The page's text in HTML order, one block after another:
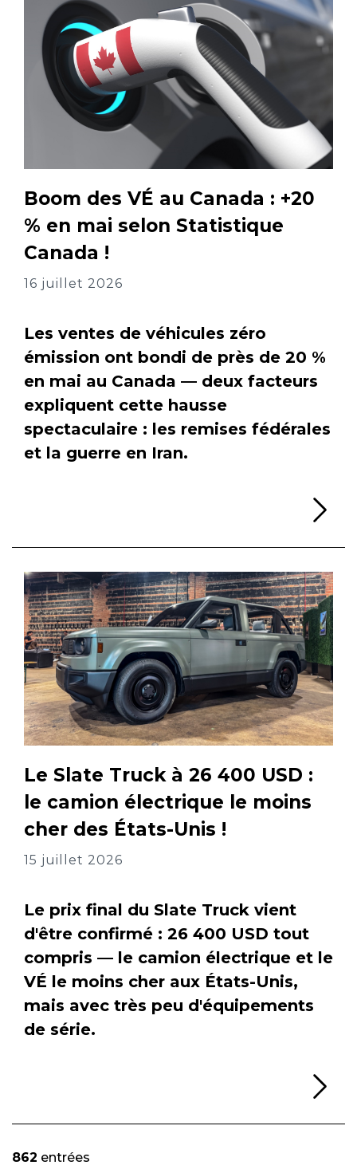
Boom des VÉ au Canada : +20
% en mai selon Statistique
Canada !
16 juillet 2026
Les ventes de véhicules zéro
émission ont bondi de près de 20 %
en mai au Canada — deux facteurs
expliquent cette hausse
spectaculaire : les remises fédérales
et la guerre en Iran.
Le Slate Truck à 26 400 USD :
le camion électrique le moins
cher des États-Unis !
15 juillet 2026
Le prix final du Slate Truck vient
d'être confirmé : 26 400 USD tout
compris — le camion électrique et le
VÉ le moins cher aux États-Unis,
mais avec très peu d'équipements
de série.
862 entrées